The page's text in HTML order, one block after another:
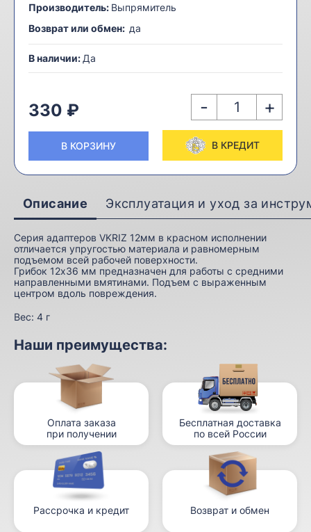
Производитель: Выпрямитель
Возврат или обмен: да
В наличии: Да
330 ₽ - +
В КОРЗИНУ В КРЕДИТ
Описание Эксплуатация и уход за
Серия адаптеров VKRIZ 12мм в красном исполнении
отличается упругостью материала и равномерным
подъемом всей рабочей поверхности.
Грибок 12x36 мм предназначен для работы с средними
направленными вмятинами. Подъем с выраженным
центром вдоль повреждения.
Вес: 4 г
Наши преимущества:
Оплата заказа
при получении
Бесплатная доставка
по всей России
Рассрочка и кредит Возврат и обмен